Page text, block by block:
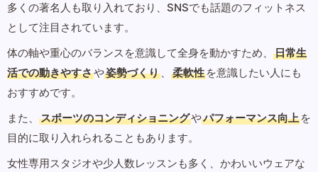
多くの著名人も取り入れており、SNSでも話題のフィットネス
として注目されています。
体の軸や重心のバランスを意識して全身を動かすため、
日常生
活での動きやすさや姿勢づくり 、 柔軟性 を意識したい人にも
おすすめです。
また、
スポーツのコンディショニングやパフォーマンス向上 を
目的に取り入れられることもあります。
女性専用スタジオや少人数レッスンも多く、かわいいウェアな